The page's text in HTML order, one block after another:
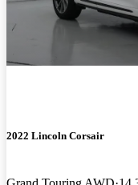
2022 Lincoln Corsair